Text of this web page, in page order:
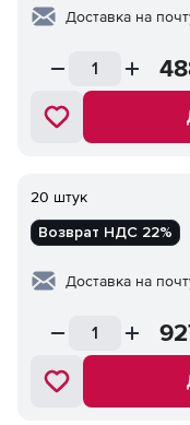
Доставка на
20 штук
Возврат НДС 22%
Доставка на